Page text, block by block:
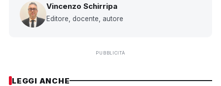
Vincenzo Schirripa
Editore, docente, autore
PUBBLICITÀ
LEGGI ANCHE